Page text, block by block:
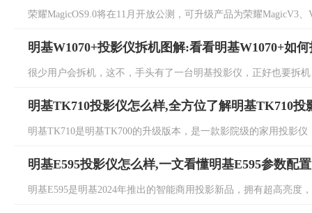
荣耀MagicOS9.0将在11月开放公测，可升级产品为荣耀MagicV3
明基W1070+投影仪拆机图解:看看明基W1070+如
很少用户会拆机，这不，手头有了一台明基投影仪，正好也要拆
明基TK710投影仪怎么样,全方位了解明基TK710投
明基TK710是明基TK700的升级版本，是一款影院级的家用投影
明基E595投影仪怎么样,一文看懂明基E595参数配置
明基E595是明基2024年推出的智能商用投影新品，拥有超高亮度